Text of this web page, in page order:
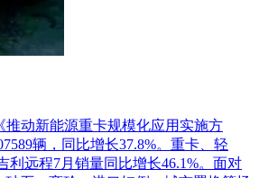
动新能源重卡规模化应用实施方
辆，同比增长37.8%。重卡、轻
远程7月销量同比增长46.1%。面对